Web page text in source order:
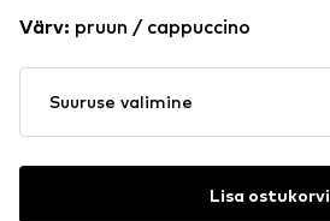
-10%
ainult uutele
klientidele! 🎁
Värv: pruun / cappuccino
Suuruse valimine
Lisa ostukorvi